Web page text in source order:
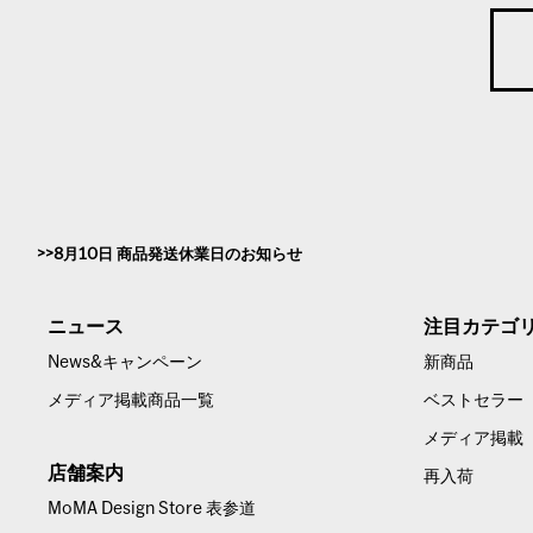
8月10日 商品発送休業日のお知らせ
ニュース
News&キャンペーン
メディア掲載商品一覧
店舗案内
MoMA Design Store 表参道
注目カテゴ
新商品
ベストセラー
メディア掲載
再入荷